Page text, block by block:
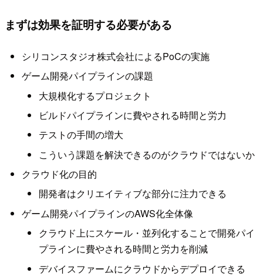
まずは効果を証明する必要がある
シリコンスタジオ株式会社によるPoCの実施
ゲーム開発パイプラインの課題
大規模化するプロジェクト
ビルドパイプラインに費やされる時間と労力
テストの手間の増大
こういう課題を解決できるのがクラウドではないか
クラウド化の目的
開発者はクリエイティブな部分に注力できる
ゲーム開発パイプラインのAWS化全体像
クラウド上にスケール・並列化することで開発パイ
プラインに費やされる時間と労力を削減
デバイスファームにクラウドからデプロイできる